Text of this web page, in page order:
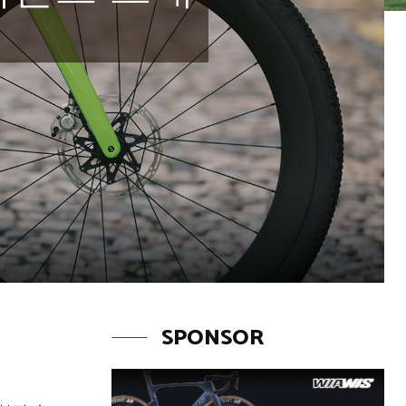
SPONSOR